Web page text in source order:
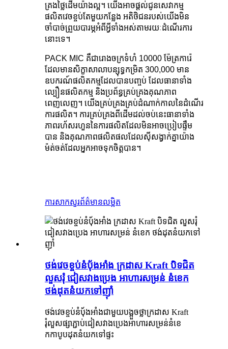
គ្រងថ្លៃដើមយ៉ាងល្អ។ យើងអាចផ្តល់ជូនសេវាកម្ម
ផលិតវេចខ្ចប់តែមួយកន្លែង អតិថិជនរបស់យើងមិន
ចាំបាច់ព្រួយបារម្ភអំពីអ្វីទាំងអស់តាមរយៈដំណើរការ
នោះទេ។
PACK MIC គឺជារោងចក្រទំហំ 10000 ម៉ែត្រការ៉េ
ដែលមានសិក្ខាសាលាបន្សុទ្ធកម្រិត 300,000 មាន
ឧបករណ៍ផលិតកម្មដែលបានបញ្ចប់ ដែលធានាទាំង
ល្បឿនផលិតកម្ម និងប្រព័ន្ធគ្រប់គ្រងគុណភាព
ពេញលេញ។ យើងគ្រប់គ្រងគ្រប់ដំណាក់កាលនៃដំណើរ
ការផលិត។ ការគ្រប់គ្រងពីដើមដល់ចប់នេះធានាទាំង
ភាពរហ័សរហួននៃការផលិតដែលមិនអាចប្រៀបផ្ទឹម
បាន និងគុណភាពផលិតផលដែលស៊ីសង្វាក់គ្នាយ៉ាង
ម៉ត់ចត់ដែលអ្នកអាចទុកចិត្តបាន។
ការសាកសួរព័ត៌មានលម្អិត
ថង់វេចខ្ចប់នំប៉័ងអាំង ក្រដាស Kraft បិទជិត
លួសរុំ ជៀសវាងប្រេង អាហារសម្រន់ នំខេក
ថង់ដុតនំយកទៅញ៉ាំ
ថង់វេចខ្ចប់នំប៉័ងអាំងជាមួយបង្អួចថ្លាក្រដាស Kraft
រុំលួសផ្សាភ្ជាប់ជៀសវាងប្រេងអាហារសម្រន់នំខេ
កកាបូបដុតនំយកទៅផ្ទះ